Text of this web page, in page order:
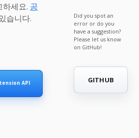
하세요. 공
습니다.
API
Did you spot an
error or do you
have a suggestion?
Please let us know
on GitHub!
GITHUB